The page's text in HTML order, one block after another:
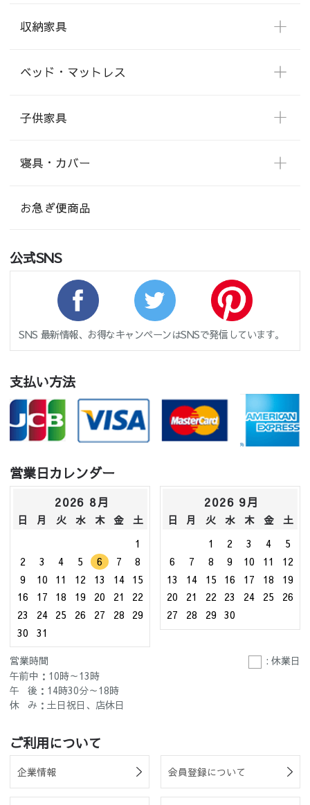
収納家具
ベッド・マットレス
子供家具
寝具・カバー
お急ぎ便商品
公式SNS
SNS 最新情報、お得なキャンペーンはSNSで発信しています。
支払い方法
営業日カレンダー
2026 8月
日 月 火 水 木 金
土
1
2
3 4 5 6 7
8
9
10 11 12 13 14
15
16
17 18 19 20 21
22
23
24 25 26 27 28
29
30
31
2026 9月
日 月 火 水 木 金
土
1
2 3 4
5
6
7 8 9 10 11
12
13
14 15 16 17 18
19
20
21 22 23 24 25
26
27
28 29 30
営業時間
: 休業日
午前中：10時～13時
午 後：14時30分～18時
休 み：土日祝日、店休日
ご利用について
企業情報 会員登録について